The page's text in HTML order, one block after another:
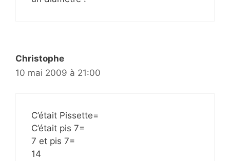
Christophe
10 mai 2009 à 21:00
C’était Pissette=
C’était pis 7=
7 et pis 7=
14